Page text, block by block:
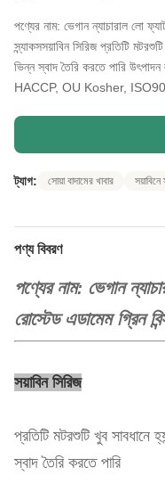
পণ্যের নাম: ভেগান ন্যাচারাল লো
স্ন্যাকসসয়াবিন সিরিজ প্রতিটি
ভিন্ন স্বাদ তৈরি করতে পারি
HACCP, OU Kosher,
ট্যাগ: সোয়া বাদামের খাবার সয়াবিনে
পণ্য বিবরণ
পণ্যের নাম: ভেগান
রোস্টেড এডামেম গ্রিন
সয়াবিন সিরিজ
প্রতিটি মটরশুটি খুব সাবধানে
স্বাদ তৈরি করতে পারি